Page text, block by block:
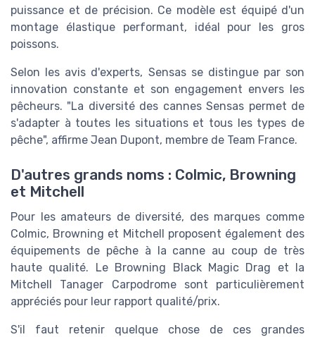
puissance et de précision. Ce modèle est équipé d'un
montage élastique performant, idéal pour les gros
poissons.
Selon les avis d'experts, Sensas se distingue par son
innovation constante et son engagement envers les
pêcheurs. "La diversité des cannes Sensas permet de
s'adapter à toutes les situations et tous les types de
pêche", affirme Jean Dupont, membre de Team France.
D'autres grands noms : Colmic, Browning
et Mitchell
Pour les amateurs de diversité, des marques comme
Colmic, Browning et Mitchell proposent également des
équipements de pêche à la canne au coup de très
haute qualité. Le Browning Black Magic Drag et la
Mitchell Tanager Carpodrome sont particulièrement
appréciés pour leur rapport qualité/prix.
S'il faut retenir quelque chose de ces grandes